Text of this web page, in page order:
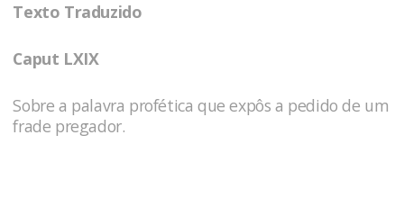
Texto Traduzido
Caput LXIX
Sobre a palavra profética que expôs a pedido de um
frade pregador.